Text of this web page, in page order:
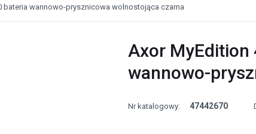
bateria wannowo-prysznicowa wolnostojąca czarna
Axor MyEdition
wannowo-
Nr katalogowy: 47442670